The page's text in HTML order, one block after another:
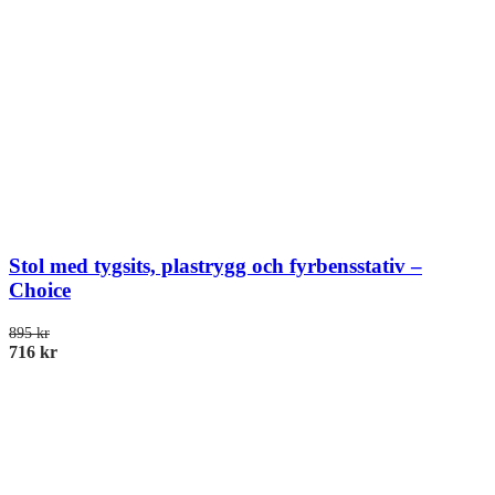
Stol med tygsits, plastrygg och fyrbensstativ –
Choice
895kr
716 kr